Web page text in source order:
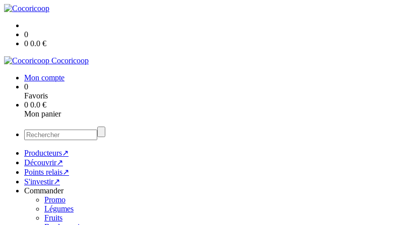
0
0 0.0 €
Cocoricoop
Mon compte
0
Favoris
0 0.0 €
Mon panier
Producteurs↗
Découvrir↗
Points relais↗
S'investir↗
Commander
Promo
Légumes
Fruits